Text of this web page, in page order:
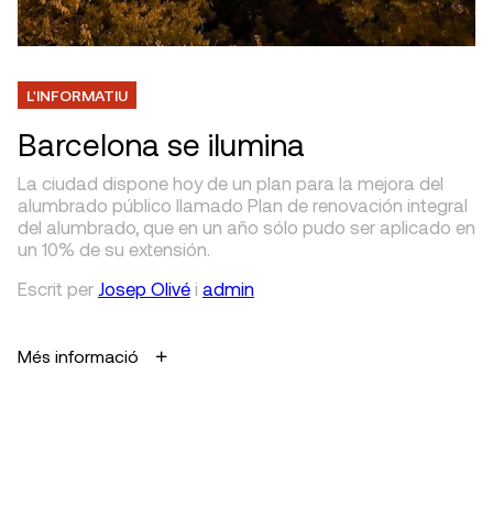
L'INFORMATIU
Barcelona se ilumina
La ciudad dispone hoy de un plan para la mejora del
alumbrado público llamado Plan de renovación integral
del alumbrado, que en un año sólo pudo ser aplicado en
un 10% de su extensión.
Escrit per Josep Olivé i admin
Més informació